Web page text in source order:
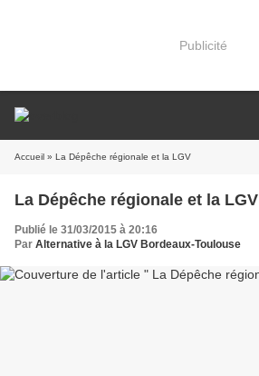
Publicité
Accueil » La Dépêche régionale et la LGV
La Dépêche régionale et la LGV
Publié le 31/03/2015 à 20:16
Par Alternative à la LGV Bordeaux-Toulouse